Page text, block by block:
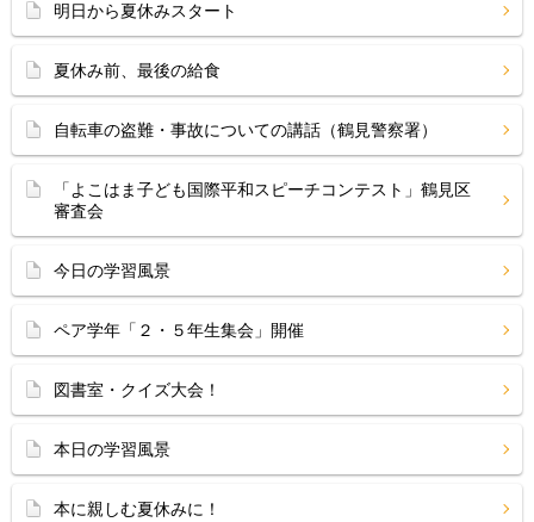
明日から夏休みスタート
夏休み前、最後の給食
自転車の盗難・事故についての講話（鶴見警察署）
「よこはま子ども国際平和スピーチコンテスト」鶴見区
審査会
今日の学習風景
ペア学年「２・５年生集会」開催
図書室・クイズ大会！
本日の学習風景
本に親しむ夏休みに！